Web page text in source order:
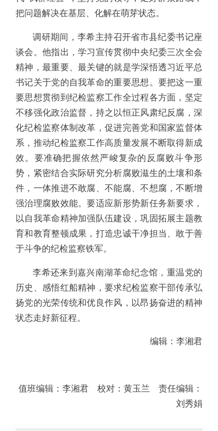
把问题解决在基层、化解在萌芽状态。
调研期间，李希主持召开省市县纪委书记座
谈会。他指出，学习宣传贯彻中央纪委三次全会
精神，最重要、最关键的就是学深悟透习近平总
书记关于党的自我革命的重要思想。要把这一重
要思想贯彻到纪检监察工作全过程各方面，坚定
不移强化政治监督，持之以恒正风肃纪反腐，深
化纪检监察体制改革，促进完善党和国家监督体
系，推动纪检监察工作高质量发展不断取得新成
效。要准确把握依然严峻复杂的反腐败斗争形
势，紧密结合实际研究分析腐败滋生的土壤和条
件，一体推进不敢腐、不能腐、不想腐，不断增
强治理腐败效能。要适应新形势新任务新要求，
以自我革命精神加强队伍建设，巩固拓展主题教
育和教育整顿成果，打造忠诚干净担当、敢于善
于斗争的纪检监察铁军。
李希还来到嘉兴南湖革命纪念馆，重温党的
历史、感悟红船精神，要求纪检监察干部传承弘
扬党的光荣传统和优良作风，以昂扬奋进的精神
状态走好新征程。
编辑：李湘君
值班编辑：李湘君 校对：黄玉兰 责任编辑：
刘秀娟